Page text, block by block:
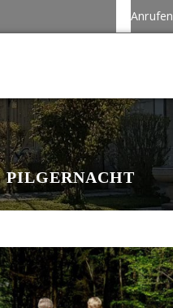
Anrufen
PILGERNACHT